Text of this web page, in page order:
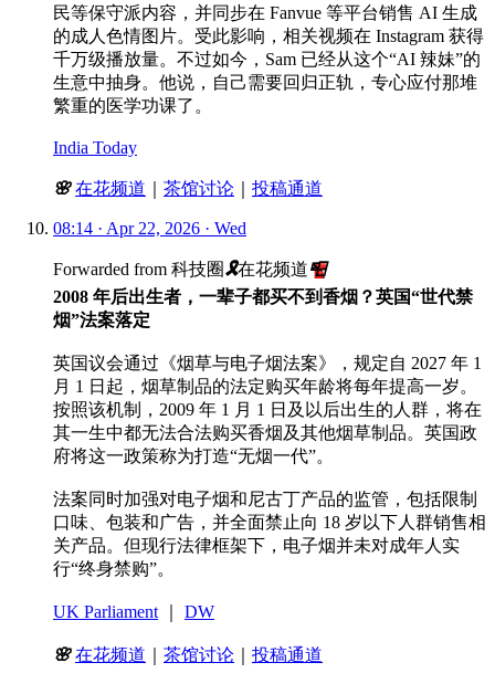
民等保守派内容，并同步在 Fanvue 等平台销售 AI 生成
的成人色情图片。受此影响，相关视频在 Instagram 获得
千万级播放量。不过如今，Sam 已经从这个“AI 辣妹”的
生意中抽身。他说，自己需要回归正轨，专心应付那堆
繁重的医学功课了。
India Today
🌸 在花频道 茶馆讨论 投稿通道
08:14 · Apr 22, 2026 · Wed
Forwarded from 科技圈🎗在花频道📮
2008 年后出生者，一辈子都买不到香烟？英国“世代禁
烟”法案落定
英国议会通过《烟草与电子烟法案》，规定自 2027 年 1
月 1 日起，烟草制品的法定购买年龄将每年提高一岁。
按照该机制，2009 年 1 月 1 日及以后出生的人群，将在
其一生中都无法合法购买香烟及其他烟草制品。英国政
府将这一政策称为打造“无烟一代”。
法案同时加强对电子烟和尼古丁产品的监管，包括限制
口味、包装和广告，并全面禁止向 18 岁以下人群销售相
关产品。但现行法律框架下，电子烟并未对成年人实
行“终身禁购”。
UK Parliament DW
🌸 在花频道 茶馆讨论 投稿通道